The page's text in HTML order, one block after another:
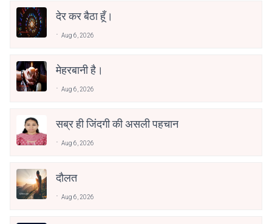
देर कर बैठा हूँ।
Aug 6, 2026
मेहरबानी है।
Aug 6, 2026
सब्र ही जिंदगी की असली पहचान
Aug 6, 2026
दौलत
Aug 6, 2026